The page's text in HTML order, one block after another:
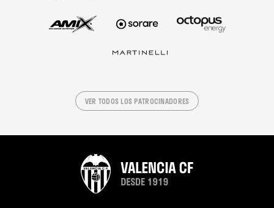
VER TODOS LOS PATROCINADORES